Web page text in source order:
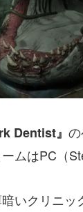
Dentist』
ムはPC（
いクリニ